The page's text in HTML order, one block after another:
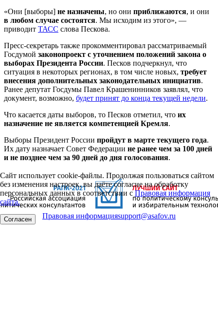
«Они [выборы] не назначены, но они приближаются, и они
в любом случае состоятся. Мы исходим из этого», —
приводит ТАСС слова Пескова.
Пресс-секретарь также прокомментировал рассматриваемый
Госдумой законопроект с уточнением положений закона о
выборах Президента России. Песков подчеркнул, что
ситуация в некоторых регионах, в том числе новых, требует
внесения дополнительных законодательных инициатив.
Ранее депутат Госдумы Павел Крашенинников заявлял, что
документ, возможно, будет принят до конца текущей недели.
Что касается даты выборов, то Песков отметил, что их
назначение не является компетенцией Кремля.
Выборы Президент России пройдут в марте текущего года.
Их дату назначает Совет Федерации не ранее чем за 100 дней
и не позднее чем за 90 дней до дня голосования.
Сайт использует cookie-файлы. Продолжая пользоваться сайтом
без изменения настроек, вы даёте согласие на обработку
персональных данных в соответствии сПравовая информация
сайта.
Согласен Правовая информацияsupport@asafov.ru